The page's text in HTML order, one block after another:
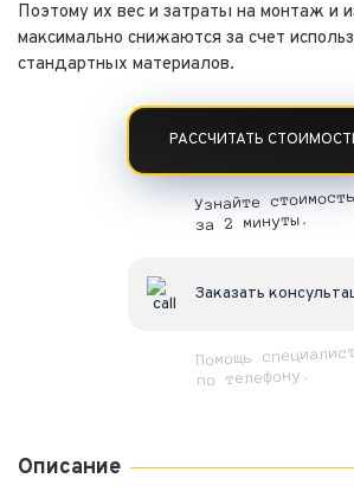
Поэтому их вес и затраты на монтаж и
максимально снижаются за счет
стандартных материалов.
РАССЧИТАТЬ
Узнайте стоимость
за 2 минуты.
Заказать
Помощь
по телефону.
Описание